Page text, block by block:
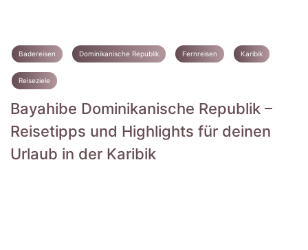
Badereisen Dominikanische Republik Fernreisen Karibik
Reiseziele
Bayahibe Dominikanische Republik –
Reisetipps und Highlights für deinen
Urlaub in der Karibik